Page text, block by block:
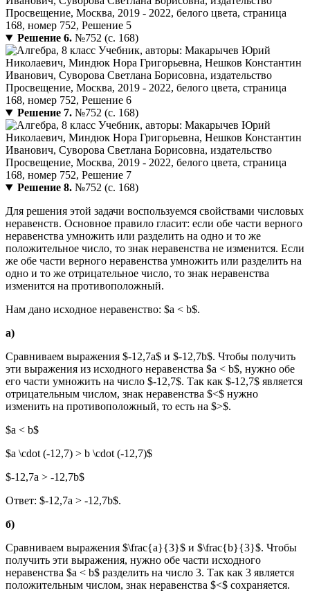
Решение 6.№752 (с. 168)
Решение 7.№752 (с. 168)
Решение 8.№752 (с. 168)
Для решения этой задачи воспользуемся свойствами числовых
неравенств. Основное правило гласит: если обе части верного
неравенства умножить или разделить на одно и то же
положительное число, то знак неравенства не изменится. Если
же обе части верного неравенства умножить или разделить на
одно и то же отрицательное число, то знак неравенства
изменится на противоположный.
Нам дано исходное неравенство: $a < b$.
а)
Сравниваем выражения $-12,7a$ и $-12,7b$. Чтобы получить
эти выражения из исходного неравенства $a < b$, нужно обе
его части умножить на число $-12,7$. Так как $-12,7$ является
отрицательным числом, знак неравенства $<$ нужно
изменить на противоположный, то есть на $>$.
$a < b$
$a \cdot (-12,7) > b \cdot (-12,7)$
$-12,7a > -12,7b$
Ответ: $-12,7a > -12,7b$.
б)
Сравниваем выражения $\frac{a}{3}$ и $\frac{b}{3}$. Чтобы
получить эти выражения, нужно обе части исходного
неравенства $a < b$ разделить на число 3. Так как 3 является
положительным числом, знак неравенства $<$ сохраняется.